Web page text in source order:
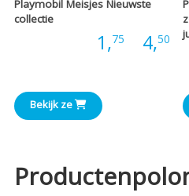
Playmobil Meisjes Nieuwste
collectie
1,75 4,50
tot
Bekijk ze